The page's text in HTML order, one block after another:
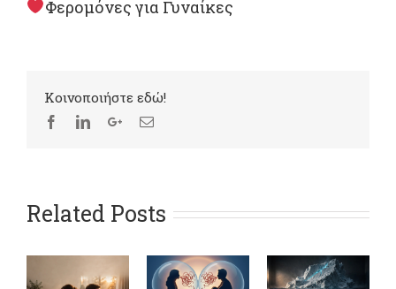
Φερομόνες για Γυναίκες
Kοινοποιήστε εδώ!
Related Posts